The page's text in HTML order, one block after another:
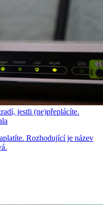
jestli (ne)přeplácíte.
Rozhodující je název